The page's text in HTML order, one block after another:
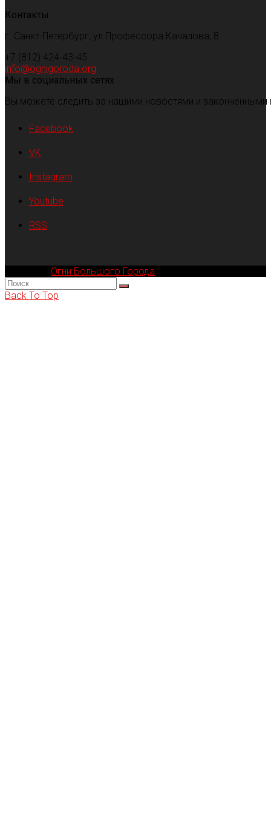
Контакты
г. Санкт-Петербург, ул Профессора Качалова, 8
+7 (812) 424-43-45
info@ognigoroda.org
Мы в социальных сетях
Вы можете следить за нашими новостями и
Facebook
VK
Instagram
Youtube
RSS
Огни Большого Города
Back To Top